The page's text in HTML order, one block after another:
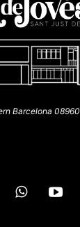
Barcelona 08960